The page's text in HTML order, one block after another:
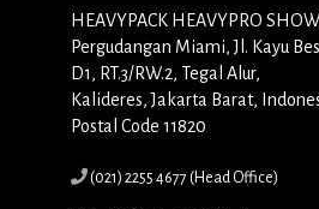
HEAVYPACK HEAVYPRO
Pergudangan Miami, Jl. Kayu
D1, RT.3/RW.2, Tegal Alur,
Kalideres, Jakarta Barat,
Postal Code 11820
(021) 2255 4677 (Head Office)